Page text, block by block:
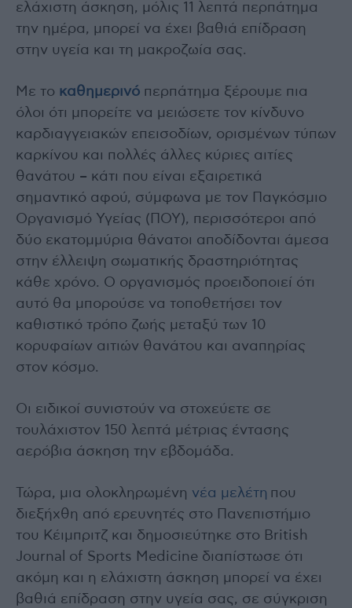
ελάχιστη άσκηση, μόλις 11 λεπτά περπάτημα
την ημέρα, μπορεί να έχει βαθιά επίδραση
στην υγεία και τη μακροζωία σας.
Με το καθημερινό περπάτημα ξέρουμε πια
όλοι ότι μπορείτε να μειώσετε τον κίνδυνο
καρδιαγγειακών επεισοδίων, ορισμένων τύπων
καρκίνου και πολλές άλλες κύριες αιτίες
θανάτου – κάτι που είναι εξαιρετικά
σημαντικό αφού, σύμφωνα με τον Παγκόσμιο
Οργανισμό Υγείας (ΠΟΥ), περισσότεροι από
δύο εκατομμύρια θάνατοι αποδίδονται άμεσα
στην έλλειψη σωματικής δραστηριότητας
κάθε χρόνο. Ο οργανισμός προειδοποιεί ότι
αυτό θα μπορούσε να τοποθετήσει τον
καθιστικό τρόπο ζωής μεταξύ των 10
κορυφαίων αιτιών θανάτου και αναπηρίας
στον κόσμο.
Οι ειδικοί συνιστούν να στοχεύετε σε
τουλάχιστον 150 λεπτά μέτριας έντασης
αερόβια άσκηση την εβδομάδα.
Τώρα, μια ολοκληρωμένη νέα μελέτη που
διεξήχθη από ερευνητές στο Πανεπιστήμιο
του Κέιμπριτζ και δημοσιεύτηκε στο British
Journal of Sports Medicine διαπίστωσε ότι
ακόμη και η ελάχιστη άσκηση μπορεί να έχει
βαθιά επίδραση στην υγεία σας, σε σύγκριση